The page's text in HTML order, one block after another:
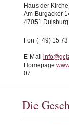
Haus der Kirche
Am Burgacker
47051 Duisburg
Fon (+49) 15
E-Mail
Homepage
07
Die